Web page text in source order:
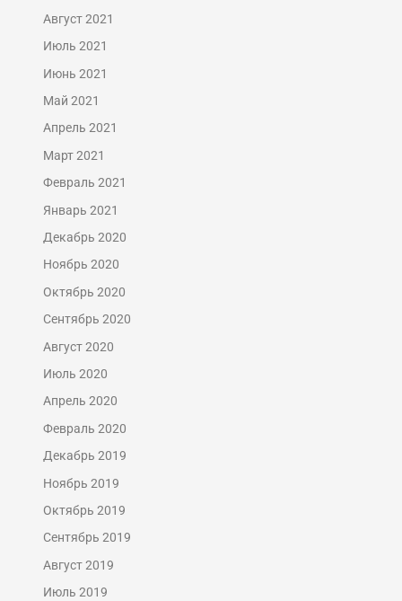
Август 2021
Июль 2021
Июнь 2021
Май 2021
Апрель 2021
Март 2021
Февраль 2021
Январь 2021
Декабрь 2020
Ноябрь 2020
Октябрь 2020
Сентябрь 2020
Август 2020
Июль 2020
Апрель 2020
Февраль 2020
Декабрь 2019
Ноябрь 2019
Октябрь 2019
Сентябрь 2019
Август 2019
Июль 2019